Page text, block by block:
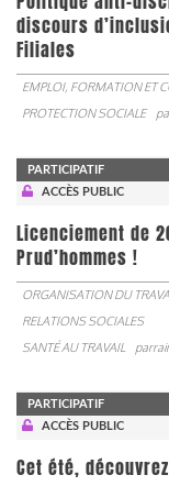
discours
Filiales
EMPLOI, FORMATION ET
PROTECTION SOCIALE
PARTICIPATIF
ACCÈS PUBLIC
Licenciement de
Prud’hommes !
ORGANISATION DU
RELATIONS SOCIALES
SANTÉ AU TRAVAIL
PARTICIPATIF
ACCÈS PUBLIC
Cet été,